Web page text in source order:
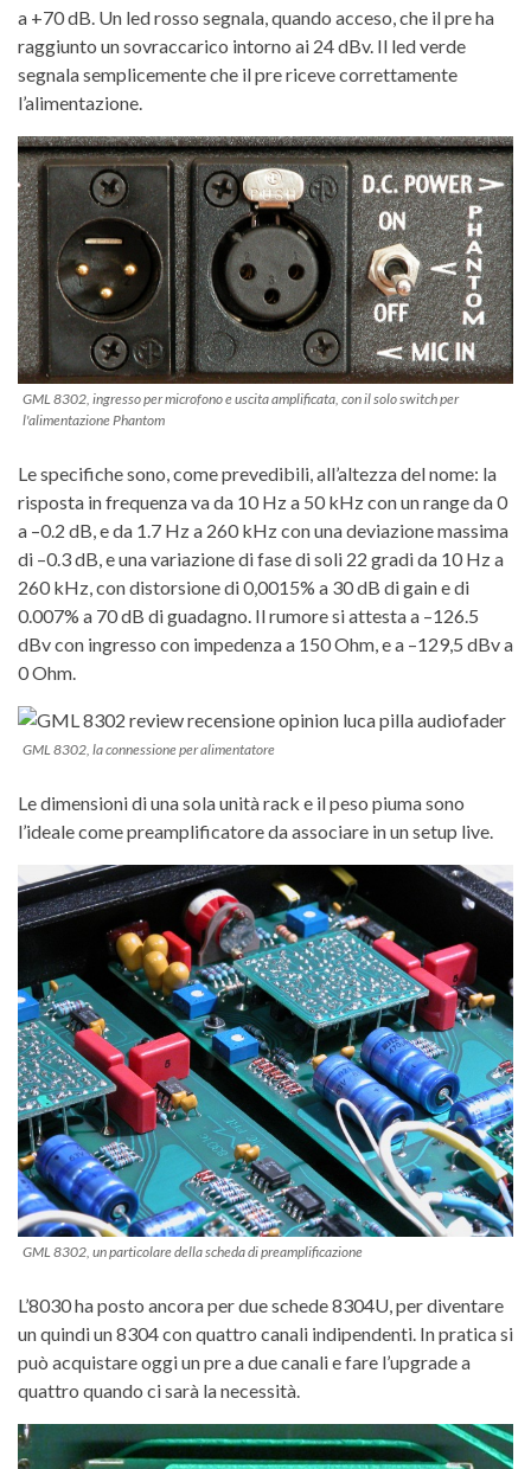
a +70 dB. Un led rosso segnala, quando acceso, che il pre ha
raggiunto un sovraccarico intorno ai 24 dBv. Il led verde
segnala semplicemente che il pre riceve correttamente
l’alimentazione.
GML 8302, ingresso per microfono e uscita amplificata, con il solo switch per
l'alimentazione Phantom
Le specifiche sono, come prevedibili, all’altezza del nome: la
risposta in frequenza va da 10 Hz a 50 kHz con un range da 0
a –0.2 dB, e da 1.7 Hz a 260 kHz con una deviazione massima
di –0.3 dB, e una variazione di fase di soli 22 gradi da 10 Hz a
260 kHz, con distorsione di 0,0015% a 30 dB di gain e di
0.007% a 70 dB di guadagno. Il rumore si attesta a –126.5
dBv con ingresso con impedenza a 150 Ohm, e a –129,5 dBv a
0 Ohm.
GML 8302, la connessione per alimentatore
Le dimensioni di una sola unità rack e il peso piuma sono
l’ideale come preamplificatore da associare in un setup live.
GML 8302, un particolare della scheda di preamplificazione
L’8030 ha posto ancora per due schede 8304U, per diventare
un quindi un 8304 con quattro canali indipendenti. In pratica si
può acquistare oggi un pre a due canali e fare l’upgrade a
quattro quando ci sarà la necessità.